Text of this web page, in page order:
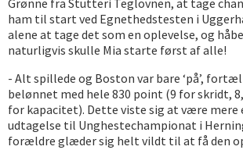
Grønne fra Stutteri Teglovnen, at tage
ham til start ved Egnethedstesten i
alene at tage det som en oplevelse, og
naturligvis skulle Mia starte først af alle!
- Alt spillede og Boston var bare ‘på’,
belønnet med hele 830 point (9 for skridt,
for kapacitet). Dette viste sig at være mere
udtagelse til Unghestechampionat i
forældre glæder sig helt vildt til at få den